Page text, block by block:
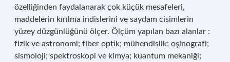
özelliğinden faydalanarak çok küçük mesafeleri,
maddelerin kırılma indislerini ve saydam cisimlerin
yüzey düzgünlüğünü ölçer. Ölçüm yapılan bazı alanlar :
fizik ve astronomi; fiber optik; mühendislik; oşinografi;
sismoloji; spektroskopi ve kimya; kuantum mekaniği;